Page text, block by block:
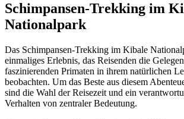
Schimpansen-Trekking im
Nationalpark
Das Schimpansen-Trekking im Kibale
einmaliges Erlebnis, das Reisenden die
faszinierenden Primaten in ihrem natürlichen
beobachten. Um das Beste aus diesem
sind die Wahl der Reisezeit und ein
Verhalten von zentraler Bedeutung.